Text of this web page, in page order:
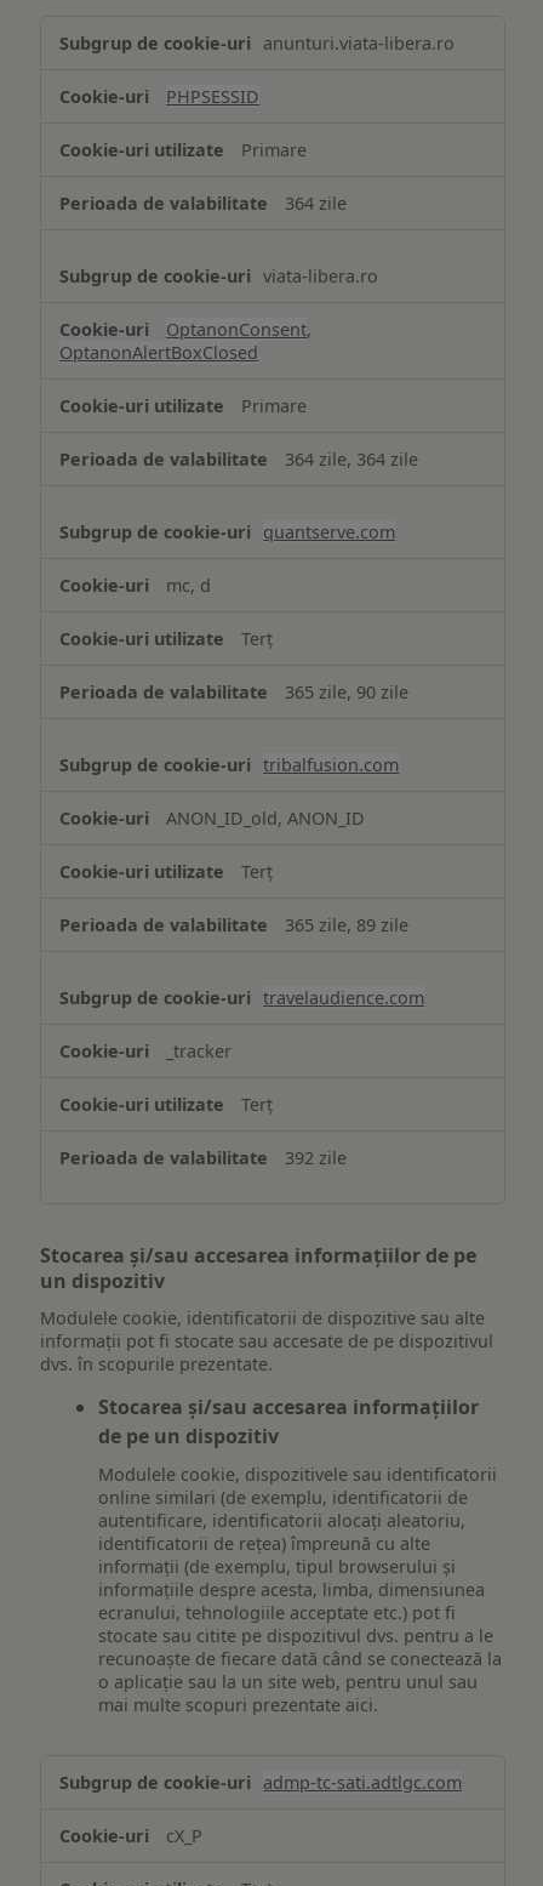
de
Cookie
necesare
anunturi.viata-libera.ro
PHPSESSID
Primare
364 zile
viata-libera.ro
OptanonConsent,
OptanonAlertBoxClosed
Primare
364 zile, 364 zile
quantserve.com
mc, d
Terț
365 zile, 90 zile
tribalfusion.com
ANON_ID_old, ANON_ID
Terț
365 zile, 89 zile
travelaudience.com
_tracker
Terț
392 zile
Stocarea și/sau accesarea informațiilor de pe
un dispozitiv
Modulele cookie, identificatorii de dispozitive sau alte
informații pot fi stocate sau accesate de pe dispozitivul
dvs. în scopurile prezentate.
Stocarea și/sau accesarea informațiilor
de pe un dispozitiv
Modulele cookie, dispozitivele sau identificatorii
online similari (de exemplu, identificatorii de
autentificare, identificatorii alocați aleatoriu,
identificatorii de rețea) împreună cu alte
informații (de exemplu, tipul browserului și
informațiile despre acesta, limba, dimensiunea
ecranului, tehnologiile acceptate etc.) pot fi
stocate sau citite pe dispozitivul dvs. pentru a le
recunoaște de fiecare dată când se conectează la
o aplicație sau la un site web, pentru unul sau
mai multe scopuri prezentate aici.
și/sau
informațiilor
admp-tc-sati.adtlgc.com
cX_P